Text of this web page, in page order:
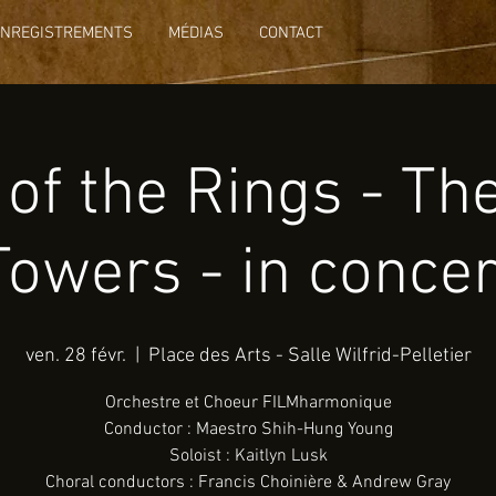
MÉDIAS CONTACT
the Rings -
- in
ven. 28 févr. Place des Arts - Salle Wilfrid-Pelletier
Orchestre et Choeur FILMharmonique
Conductor : Maestro Shih-Hung Young
Soloist : Kaitlyn Lusk
Choral conductors : Francis Choinière & Andrew Gray